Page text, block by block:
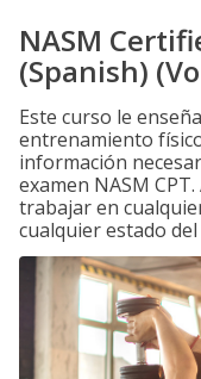
NASM
(Spanish)
Este curso le
entrenamiento
información
examen NASM
trabajar en
cualquier estado del